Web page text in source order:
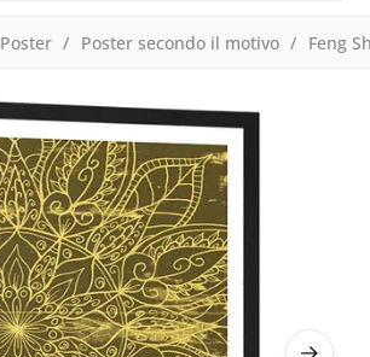
Poster Poster secondo il motivo Feng